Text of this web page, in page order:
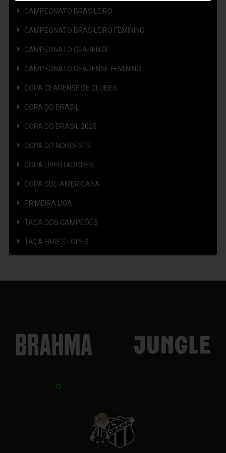
CAMPEONATO BRASILEIRO
CAMPEONATO BRASILEIRO FEMININO
CAMPEONATO CEARENSE
CAMPEONATO CEARENSE FEMININO
COPA CEARENSE DE CLUBES
COPA DO BRASIL
COPA DO BRASIL 2025
COPA DO NORDESTE
COPA LIBERTADORES
COPA SUL-AMERICANA
PRIMEIRA LIGA
TAÇA DOS CAMPEÕES
TAÇA FARES LOPES